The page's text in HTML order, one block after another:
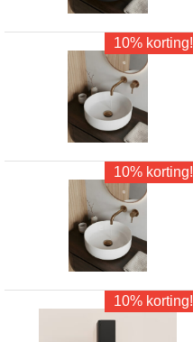
10% korting!
10% korting!
10% korting!